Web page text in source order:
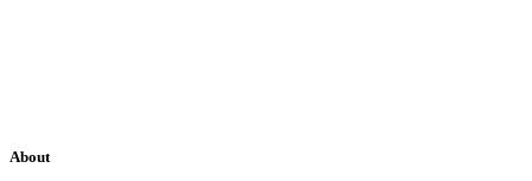
About